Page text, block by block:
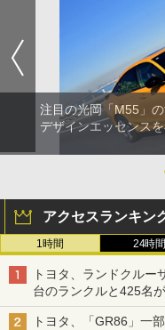
注目の光岡「M55」
デザインエッセンス
アクセスランキン
1時間 24時間
トヨタ、ランドクルー
台のランクルと425名
トヨタ、「GR86」一